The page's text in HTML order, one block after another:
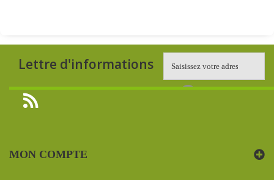
Lettre d'informations
MON COMPTE